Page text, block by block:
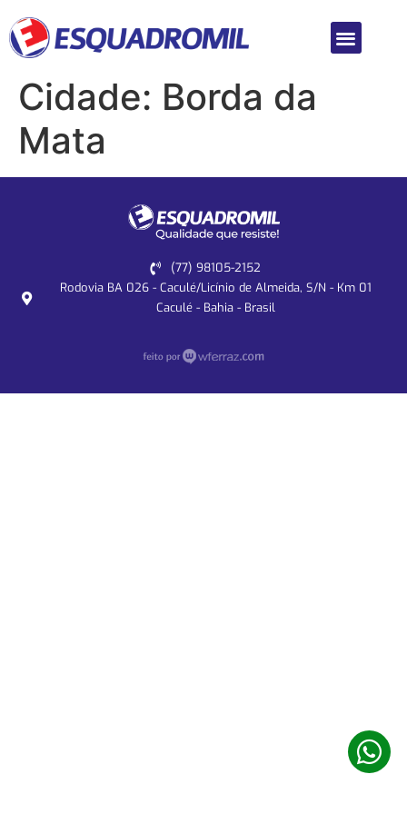
Cidade: Borda da
Mata
(77) 98105-2152
Rodovia BA 026 - Caculé/Licínio de Almeida, S/N - Km 01
Caculé - Bahia - Brasil